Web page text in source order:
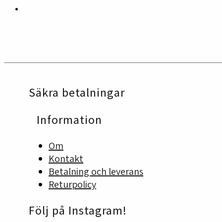
Säkra betalningar
Information
Om
Kontakt
Betalning och leverans
Returpolicy
Följ på Instagram!